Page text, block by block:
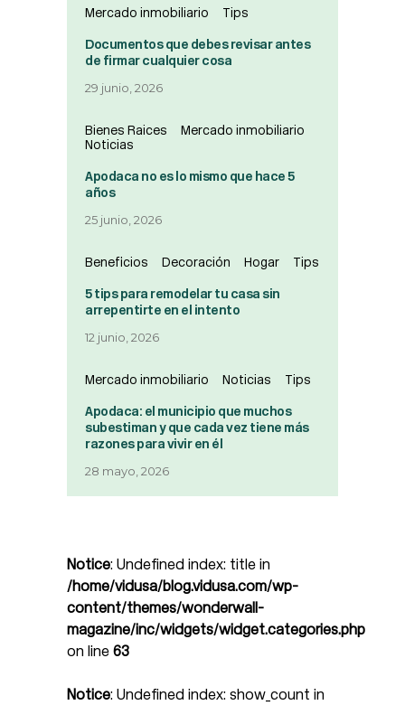
Mercado inmobiliario Tips
Documentos que debes revisar antes
de firmar cualquier cosa
29 junio, 2026
Bienes Raices
Mercado inmobiliario
Noticias
Apodaca no es lo mismo que hace 5
años
25 junio, 2026
Beneficios Decoración Hogar Tips
5 tips para remodelar tu casa sin
arrepentirte en el intento
12 junio, 2026
Mercado inmobiliario Noticias Tips
Apodaca: el municipio que muchos
subestiman y que cada vez tiene más
razones para vivir en él
28 mayo, 2026
Notice: Undefined index: title in
/home/vidusa/blog.vidusa.com/wp-
content/themes/wonderwall-
magazine/inc/widgets/widget.categories.php
on line 63
Notice: Undefined index: show_count in